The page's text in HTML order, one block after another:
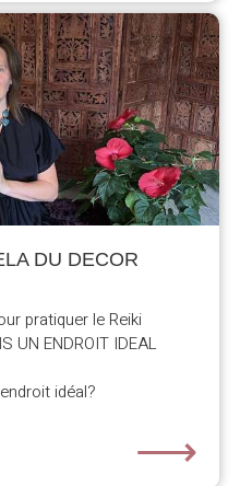
DU DECOR
pratiquer le Reiki
UN ENDROIT IDEAL
idéal?
⟶